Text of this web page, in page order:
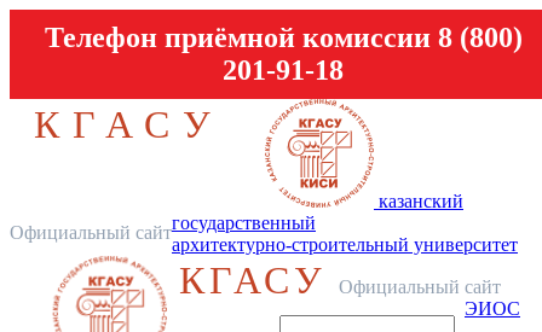
Телефон приёмной комиссии 8 (800)
201-91-18
КГАСУ
Официальный сайт
казанский
государственный
архитектурно-строительный университет
КГАСУ
Официальный сайт
ЭИОС